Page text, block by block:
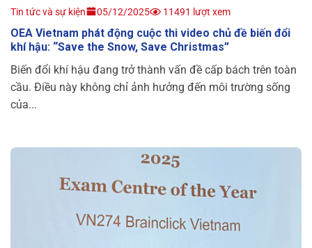
Tin tức và sự kiện 05/12/2025 11491 lượt xem
OEA Vietnam phát động cuộc thi video chủ đề biến đổi
khí hậu: “Save the Snow, Save Christmas”
Biến đổi khí hậu đang trở thành vấn đề cấp bách trên toàn
cầu. Điều này không chỉ ảnh hưởng đến môi trường sống
của...